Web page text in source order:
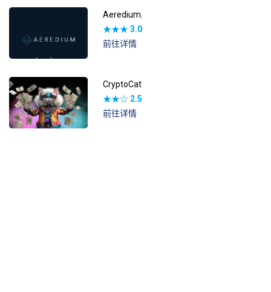
Aeredium.
★★★3.0
前往详情
CryptoCat
★★☆ 2.5
前往详情